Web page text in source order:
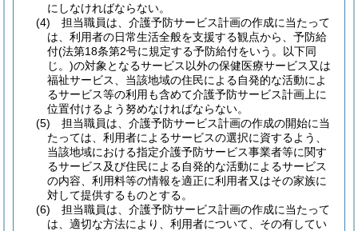
にしなければならない。
(4)
担当職員は、介護予防サービス計画の作成に当たって
は、利用者の日常生活全般を支援する観点から、予防給
付(法第18条第2号に規定する予防給付をいう。以下同
じ。)の対象となるサービス以外の保健医療サービス又は
福祉サービス、当該地域の住民による自発的な活動によ
るサービス等の利用も含めて介護予防サービス計画上に
位置付けるよう努めなければならない。
(5)
担当職員は、介護予防サービス計画の作成の開始に当
たっては、利用者によるサービスの選択に資するよう、
当該地域における指定介護予防サービス事業者等に関す
るサービス及び住民による自発的な活動によるサービス
の内容、利用料等の情報を適正に利用者又はその家族に
対して提供するものとする。
(6)
担当職員は、介護予防サービス計画の作成に当たって
は、適切な方法により、利用者について、その有してい